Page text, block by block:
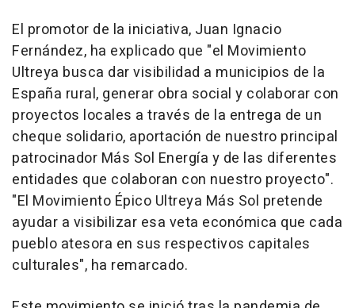
El promotor de la iniciativa, Juan Ignacio
Fernández, ha explicado que "el Movimiento
Ultreya busca dar visibilidad a municipios de la
España rural, generar obra social y colaborar con
proyectos locales a través de la entrega de un
cheque solidario, aportación de nuestro principal
patrocinador Más Sol Energía y de las diferentes
entidades que colaboran con nuestro proyecto".
"El Movimiento Épico Ultreya Más Sol pretende
ayudar a visibilizar esa veta económica que cada
pueblo atesora en sus respectivos capitales
culturales", ha remarcado.